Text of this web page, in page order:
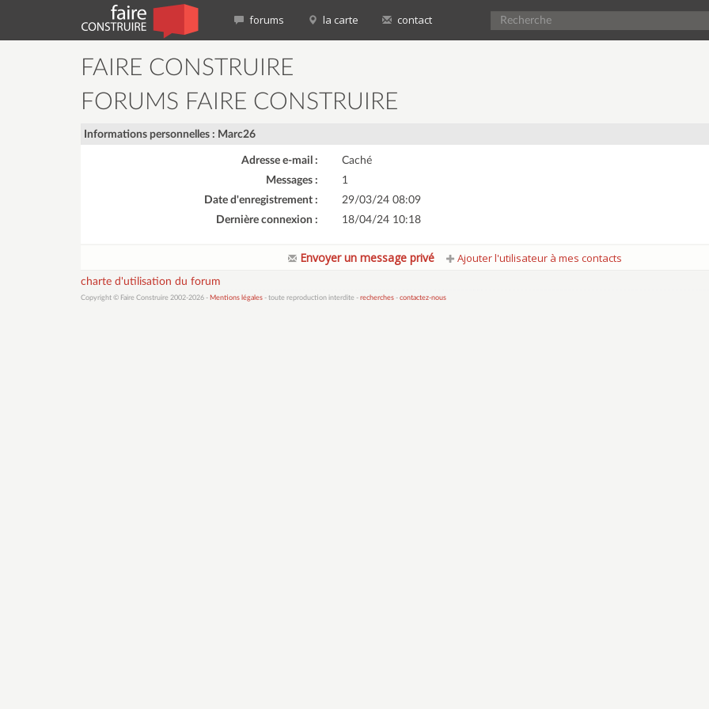
forums la carte contact
FAIRE CONSTRUIRE
FORUMS FAIRE CONSTRUIRE
Informations personnelles : Marc26
Adresse e-mail :
Caché
Messages :
1
Date d'enregistrement :
29/03/24 08:09
Dernière connexion :
18/04/24 10:18
Envoyer un message privé Ajouter l'utilisateur à mes contacts
charte d'utilisation du forum
Copyright © Faire Construire 2002-2026 - Mentions légales - toute reproduction interdite - recherches - contactez-nous